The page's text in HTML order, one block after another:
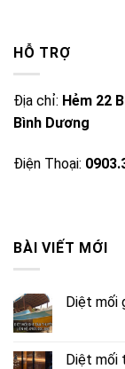
HỖ TRỢ
Địa chỉ: Hẻm 22
Bình Dương
Điện Thoại:
BÀI VIẾT MỚI
Diệt mối
Diệt mối